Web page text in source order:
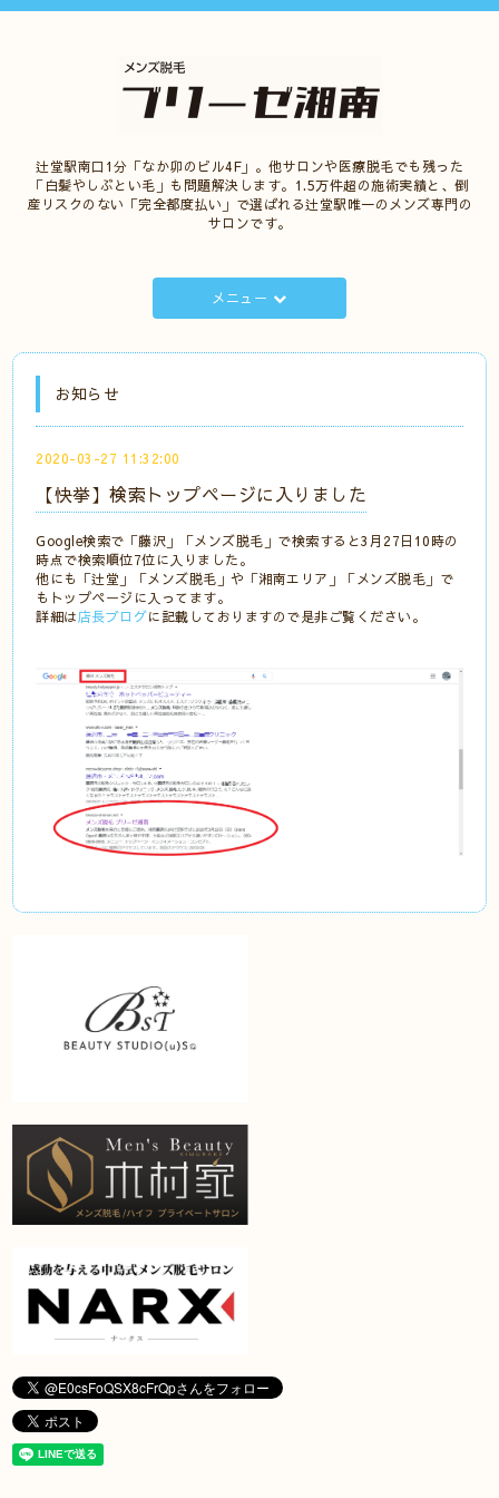
辻堂駅南口1分「なか卯のビル4F」。他サロンや医療脱毛でも残った
「白髪やしぶとい毛」も問題解決します。1.5万件超の施術実績と、倒
産リスクのない「完全都度払い」で選ばれる辻堂駅唯一のメンズ専門の
サロンです。
メニュー
お知らせ
2020-03-27 11:32:00
【快挙】検索トップページに入りました
Google検索で「藤沢」「メンズ脱毛」で検索すると3月27日10時の
時点で検索順位7位に入りました。
他にも「辻堂」「メンズ脱毛」や「湘南エリア」「メンズ脱毛」で
もトップページに入ってます。
詳細は店長ブログに記載しておりますので是非ご覧ください。